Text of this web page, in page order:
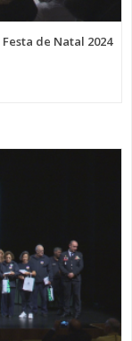
de Natal 2024